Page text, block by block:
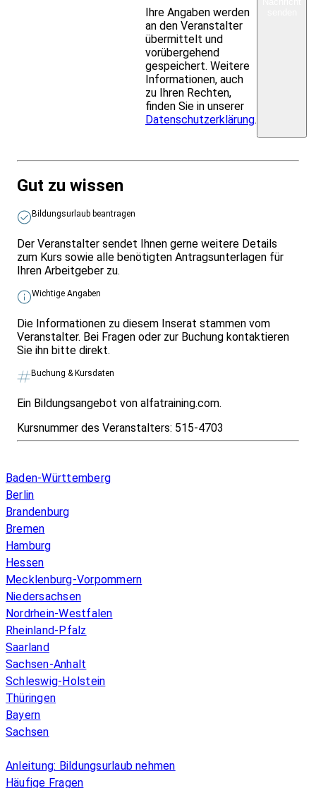
Ihre Angaben werden
an den Veranstalter
übermittelt und
vorübergehend
gespeichert. Weitere
Informationen, auch
zu Ihren Rechten,
finden Sie in unserer
Datenschutzerklärung.
Gut zu wissen
Bildungsurlaub beantragen
Der Veranstalter sendet Ihnen gerne weitere Details
zum Kurs sowie alle benötigten Antragsunterlagen für
Ihren Arbeitgeber zu.
Wichtige Angaben
Die Informationen zu diesem Inserat stammen vom
Veranstalter. Bei Fragen oder zur Buchung kontaktieren
Sie ihn bitte direkt.
Buchung & Kursdaten
Ein Bildungsangebot von alfatraining.com.
Kursnummer des Veranstalters: 515-4703
Baden-Württemberg
Berlin
Brandenburg
Bremen
Hamburg
Hessen
Mecklenburg-Vorpommern
Niedersachsen
Nordrhein-Westfalen
Rheinland-Pfalz
Saarland
Sachsen-Anhalt
Schleswig-Holstein
Thüringen
Bayern
Sachsen
Anleitung: Bildungsurlaub nehmen
Häufige Fragen